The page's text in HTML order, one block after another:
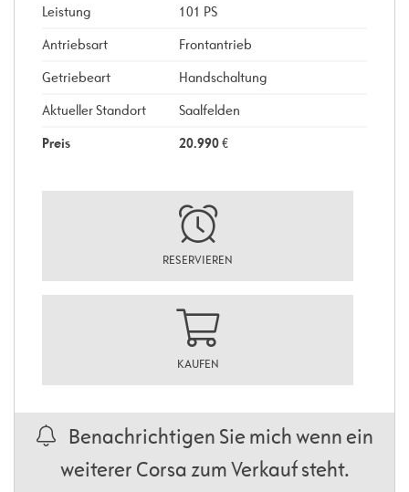
Leistung
101 PS
Antriebsart
Frontantrieb
Getriebeart
Handschaltung
Aktueller Standort
Saalfelden
Preis
20.990€
RESERVIEREN
KAUFEN
Benachrichtigen Sie mich wenn ein
weiterer Corsa zum Verkauf steht.